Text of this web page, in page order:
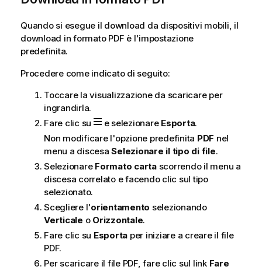
i
c
a
Quando si esegue il download da dispositivi mobili, il
download in formato PDF è l'impostazione
predefinita.
Procedere come indicato di seguito:
Toccare la visualizzazione da scaricare per
ingrandirla.
Fare clic su
e selezionare Esporta.
Non modificare l'opzione predefinita PDF nel
menu a discesaSelezionare il tipo di file.
Selezionare Formato cartascorrendo il menu a
discesa correlato e facendo clic sul tipo
selezionato.
Scegliere l'orientamento selezionando
Verticale o Orizzontale.
Fare clic su Esporta per iniziare a creare il file
PDF.
Per scaricare il file PDF, fare clic sul link Fare